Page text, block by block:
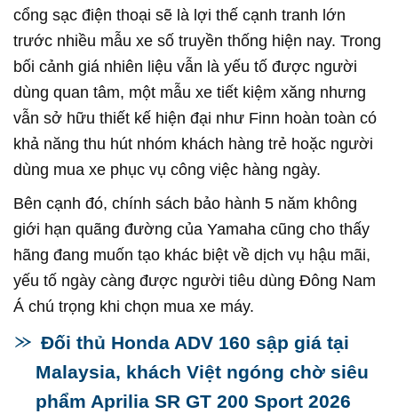
cổng sạc điện thoại sẽ là lợi thế cạnh tranh lớn
trước nhiều mẫu xe số truyền thống hiện nay. Trong
bối cảnh giá nhiên liệu vẫn là yếu tố được người
dùng quan tâm, một mẫu xe tiết kiệm xăng nhưng
vẫn sở hữu thiết kế hiện đại như Finn hoàn toàn có
khả năng thu hút nhóm khách hàng trẻ hoặc người
dùng mua xe phục vụ công việc hàng ngày.
Bên cạnh đó, chính sách bảo hành 5 năm không
giới hạn quãng đường của Yamaha cũng cho thấy
hãng đang muốn tạo khác biệt về dịch vụ hậu mãi,
yếu tố ngày càng được người tiêu dùng Đông Nam
Á chú trọng khi chọn mua xe máy.
Đối thủ Honda ADV 160 sập giá tại
Malaysia, khách Việt ngóng chờ siêu
phẩm Aprilia SR GT 200 Sport 2026